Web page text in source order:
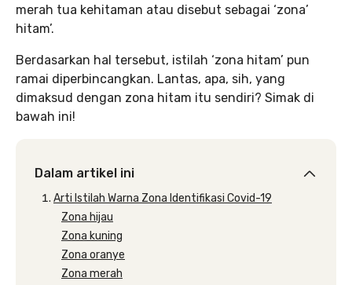
merah tua kehitaman atau disebut sebagai ‘zona’
hitam’.
Berdasarkan hal tersebut, istilah ‘zona hitam’ pun
ramai diperbincangkan. Lantas, apa, sih, yang
dimaksud dengan zona hitam itu sendiri? Simak di
bawah ini!
Dalam artikel ini
Arti Istilah Warna Zona Identifikasi Covid-19
Zona hijau
Zona kuning
Zona oranye
Zona merah